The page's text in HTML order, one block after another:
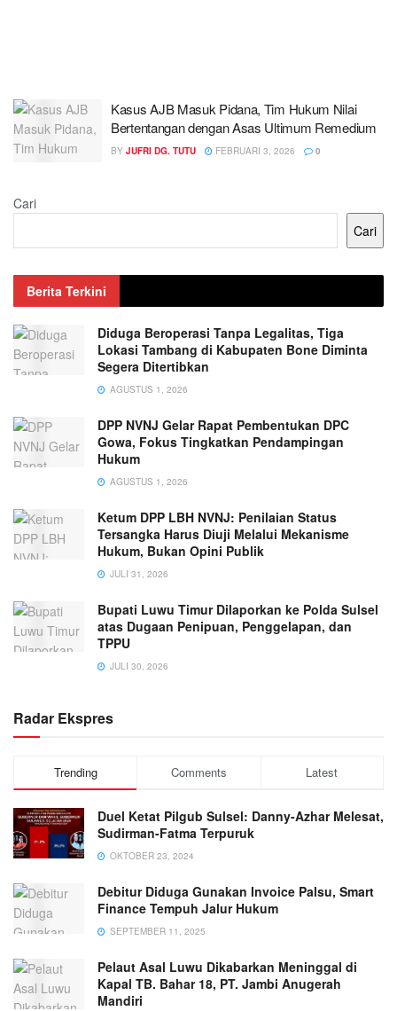
Kasus AJB Masuk Pidana, Tim Hukum Nilai
Bertentangan dengan Asas Ultimum Remedium
BY JUFRI DG. TUTU FEBRUARI 3, 2026 0
Cari
Cari
Berita Terkini
Diduga Beroperasi Tanpa Legalitas, Tiga
Lokasi Tambang di Kabupaten Bone Diminta
Segera Ditertibkan
AGUSTUS 1, 2026
DPP NVNJ Gelar Rapat Pembentukan DPC
Gowa, Fokus Tingkatkan Pendampingan
Hukum
AGUSTUS 1, 2026
Ketum DPP LBH NVNJ: Penilaian Status
Tersangka Harus Diuji Melalui Mekanisme
Hukum, Bukan Opini Publik
JULI 31, 2026
Bupati Luwu Timur Dilaporkan ke Polda Sulsel
atas Dugaan Penipuan, Penggelapan, dan
TPPU
JULI 30, 2026
Radar Ekspres
Trending Comments Latest
Duel Ketat Pilgub Sulsel: Danny-Azhar Melesat,
Sudirman-Fatma Terpuruk
OKTOBER 23, 2024
Debitur Diduga Gunakan Invoice Palsu, Smart
Finance Tempuh Jalur Hukum
SEPTEMBER 11, 2025
Pelaut Asal Luwu Dikabarkan Meninggal di
Kapal TB. Bahar 18, PT. Jambi Anugerah
Mandiri